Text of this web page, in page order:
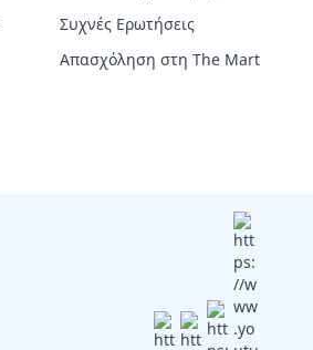
Συχνές Ερωτήσεις
Απασχόληση στη The Mart